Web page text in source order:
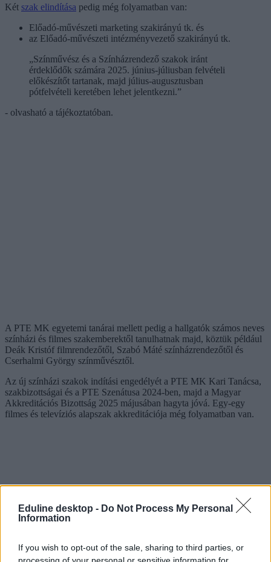
Eduline desktop - Do Not Process My Personal
Information
If you wish to opt-out of the sale, sharing to third parties, or
processing of your personal or sensitive information for
Két szak elindítása pedig még folyamatban van:
Előadó-művészeti marketing szakirányú tk. és
az Előadó-művészeti intézményvezető szakirányú tk.
„Színművész és a Színházrendező szakok iránt
érdeklődők számára 2025. június-júliusban felvételi
előkészítőt tartanak, majd július-augusztusban
pótfelvételi keretében lehet jelentkezni.”
- olvasható a tájékoztatóban.
A PTE MK egyetemi tanárai mellett pedig a hallgatók számos neves
színházi és filmes szakemberektől tanulhatnak majd, köztük például
Deák Kristóf filmrendezőtől, Szabó Máté színházrendezőtől és
Cserhalmi György színművésztől.
Az új színházi szakok indítási engedélyét a PTE MK Kari Tanácsa,
szakbizottságai és a PTE Szenátusa 2024-ben, majd a Magyar
Akkreditációs Bizottság 2025 májusában hagyta jóvá. Egy-egy
filmes és televíziós alapszak akkreditációja még folyamatban van.